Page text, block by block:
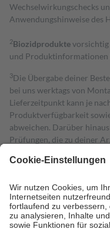
Wechselwirkungschecks
Anwendungshinweise des
2Biozidproduktevorsichtig
und Produktinformationen
3Die Übergabe deiner
bei uns werktags von
Lieferzeitpunkt kann je
Produktverfügbarkeit
abweichen. Darüber
Prüfungen, die zu deiner
verlängern.
4Für
Rezept aus und der
gesetzliche
Kosten dafür, der